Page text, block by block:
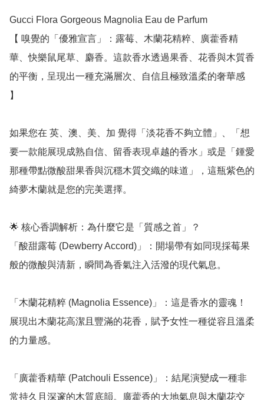
Gucci Flora Gorgeous Magnolia Eau de Parfum
【 嗅覺的「優雅宣言」：露莓、木蘭花精粹、廣藿香精
華、快樂鼠尾草、麝香。這款香水透過果香、花香與木質香
的平衡，呈現出一種充滿層次、自信且極致溫柔的奢華感
】
如果您在 英、澳、美、加 覺得「淡花香不夠立體」、「想
要一款能展現成熟自信、留香表現卓越的香水」或是「鍾愛
那種帶點微酸甜果香與沉穩木質交織的味道」，這瓶紫色的
綺夢木蘭就是您的完美選擇。
🌟 核心香調解析：為什麼它是「質感之首」？
「酸甜露莓 (Dewberry Accord)」：開場帶有如同現採莓果
般的微酸與清新，瞬間為香氣注入活潑的現代氣息。
「木蘭花精粹 (Magnolia Essence)」：這是香水的靈魂！
展現出木蘭花高潔且豐滿的花香，賦予女性一種從容且溫柔
的力量感。
「廣藿香精華 (Patchouli Essence)」：結尾演變成一種非
常持久且深邃的木質底韻。廣藿香的大地氣息與木蘭花交